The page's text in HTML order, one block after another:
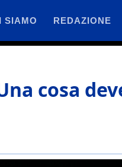
SIAMO REDAZIONE
cosa